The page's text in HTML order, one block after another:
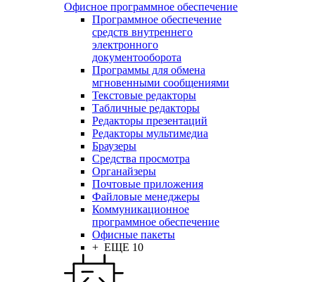
Офисное программное обеспечение
Программное обеспечение
средств внутреннего
электронного
документооборота
Программы для обмена
мгновенными сообщениями
Текстовые редакторы
Табличные редакторы
Редакторы презентаций
Редакторы мультимедиа
Браузеры
Средства просмотра
Органайзеры
Почтовые приложения
Файловые менеджеры
Коммуникационное
программное обеспечение
Офисные пакеты
+ ЕЩЕ 10